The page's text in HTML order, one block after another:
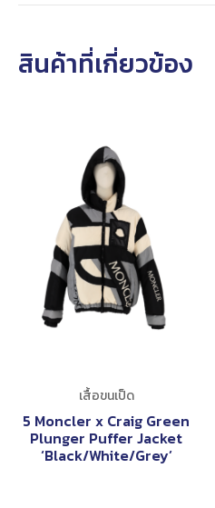
สินค้าที่เกี่ยวข้อง
เสื้อขนเป็ด
5 Moncler x Craig Green
Plunger Puffer Jacket
‘Black/White/Grey’